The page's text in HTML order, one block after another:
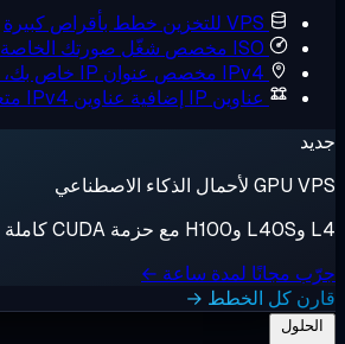
VPS للتخزين
خطط بأقراص كبيرة
ISO مخصص
شغّل صورتك الخاصة
IPv4 مخصص
عنوان IP خاص بك، غير مشترك
عناوين IP إضافية
عناوين IPv4 متعددة لكل خادم
جديد
GPU VPS لأحمال الذكاء الاصطناعي
L4 وL40S وH100 مع حزمة CUDA كاملة مثبتة مسبقًا. تشغيل، تدريب، إيقاف، فوترة بالثانية.
جرّب مجانًا لمدة ساعة ←
قارن كل الخطط →
الحلول